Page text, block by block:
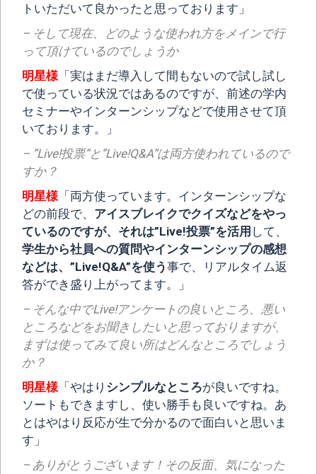
トいただいて良かったと思っております」
– そして現在、どのような使われ方をメインで行
って頂けているのでしょうか
明星様 「実はまだ導入して間もないので試し試し
で使っている状況ではあるのですが、前述の学内
セミナーやインターンシップなどで使用させて頂
いております。」
– ”Live!投票”と”Live!Q&A”は両方使われているので
すか？
明星様 「両方使っています。インターンシップな
どの前段で、 アイスブレイクでクイズなどをやっ
ているのですが、それは”Live!投票”を活用 して、
学生から社員への質問やインターンシップの感想
などは、”Live!Q&A”を使う事で、リアルタイム返
答ができ盛り上がってます。」
– そんな中でLive!アンケートの良いところ、悪い
ところなどをお聞きしたいと思っておりますが、
まずは使ってみて良い所はどんなところでしょう
か？
明星様 「やはり シンプルなところが良いですね。
ソートもできますし、使い勝手も良いですね。あ
とはやはり反応が生で分かるので面白いと思いま
す」
– ありがとうございます！その反面、気になった